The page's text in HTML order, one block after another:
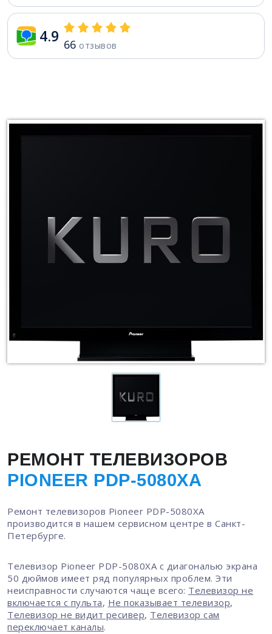
4.9 66 отзывов
РЕМОНТ ТЕЛЕВИЗОРОВ
PIONEER PDP-5080XA
Ремонт телевизоров Pioneer PDP-5080XA
производится в нашем сервисном центре в Санкт-
Петербурге.
Телевизор Pioneer PDP-5080XA с диагональю экрана
50 дюймов имеет ряд популярных проблем. Эти
неисправности случаются чаще всего: Телевизор не
включается с пульта, Не показывает телевизор,
Телевизор не видит ресивер, Телевизор сам
переключает каналы.